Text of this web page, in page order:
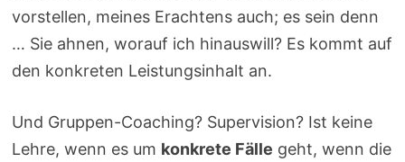
vorstellen, meines Erachtens auch; es sein denn
… Sie ahnen, worauf ich hinauswill? Es kommt auf
den konkreten Leistungsinhalt an.
Und Gruppen-Coaching? Supervision? Ist keine
Lehre, wenn es um konkrete Fälle geht, wenn die